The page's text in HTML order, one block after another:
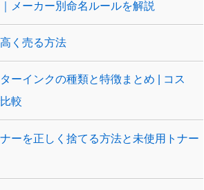
メーカー別命名ルールを解説
く売る方法
ーインクの種類と特徴まとめ | コス
較
ーを正しく捨てる方法と未使用トナー